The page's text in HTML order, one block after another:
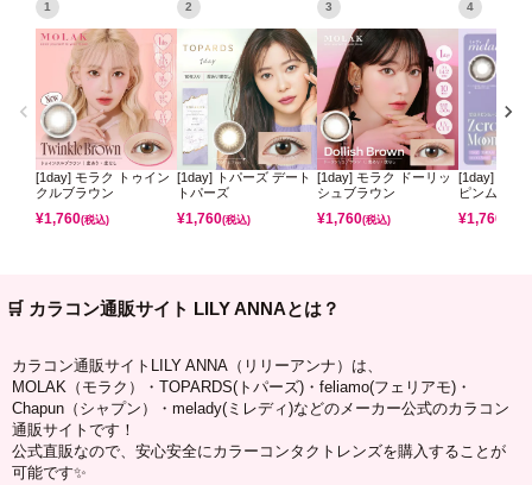
1
[1day] モラク トゥイン
クルブラウン
¥1,760(税込)
2
[1day] トパーズ デート
トパーズ
¥1,760(税込)
3
[1day] モラク ドーリッ
シュブラウン
¥1,760(税込)
4
[1day] ミレ
ピンムーン
¥1,760
🛒 カラコン通販サイト LILY ANNAとは？
カラコン通販サイトLILY ANNA（リリーアンナ）は、
MOLAK（モラク）・TOPARDS(トパーズ)・feliamo(フェリアモ)・
Chapun（シャプン）・melady(ミレディ)などのメーカー公式のカラコン
通販サイトです！
公式直販なので、安心安全にカラーコンタクトレンズを購入することが
可能です✨